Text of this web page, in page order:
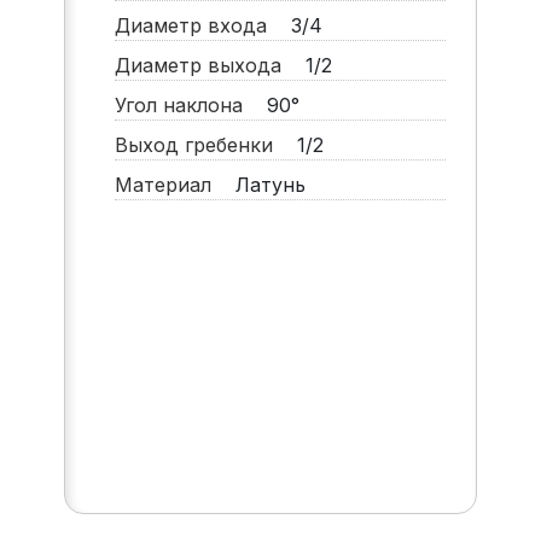
Диаметр входа
3/4
Диаметр выхода
1/2
Угол наклона
90°
Выход гребенки
1/2
Материал
Латунь